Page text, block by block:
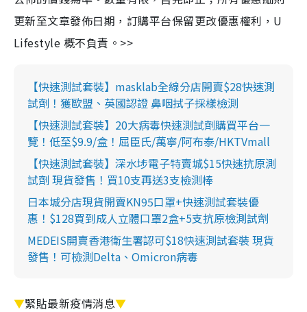
更新至文章發佈日期，訂購平台保留更改優惠權利，U
Lifestyle 概不負責。>>
【快速測試套裝】masklab全線分店開賣$28快速測
試劑！獲歐盟、英國認證 鼻咽拭子採樣檢測
【快速測試套裝】20大病毒快速測試劑購買平台一
覽！低至$9.9/盒！屈臣氏/萬寧/阿布泰/HKTVmall
【快速測試套裝】深水埗電子特賣城$15快速抗原測
試劑 現貨發售！買10支再送3支檢測棒
日本城分店現貨開賣KN95口罩+快速測試套裝優
惠！$128買到成人立體口罩2盒+5支抗原檢測試劑
MEDEIS開賣香港衛生署認可$18快速測試套裝 現貨
發售！可檢測Delta、Omicron病毒
▼緊貼最新疫情消息▼